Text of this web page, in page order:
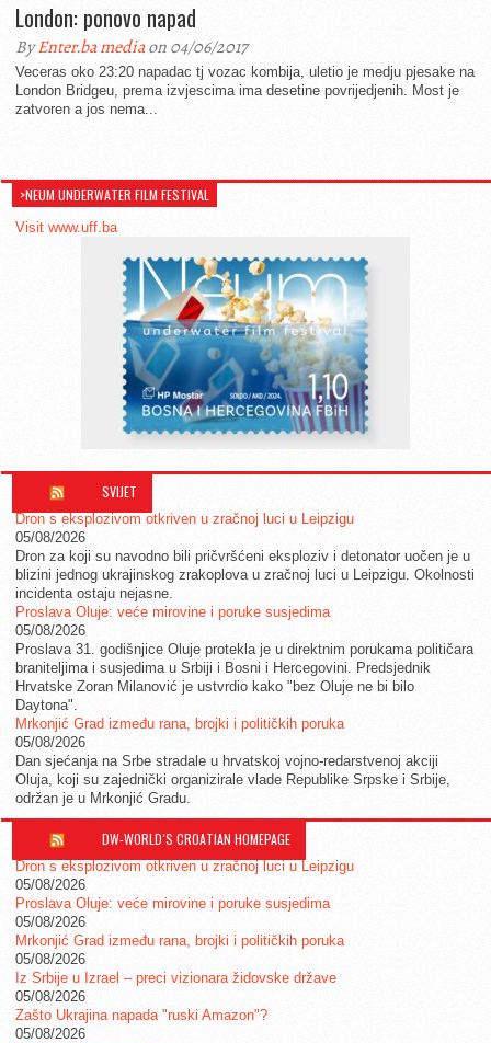
London: ponovo napad
ByEnter.ba mediaon 04/06/2017
Veceras oko 23:20 napadac tj vozac kombija, uletio je medju pjesake na
London Bridgeu, prema izvjescima ima desetine povrijedjenih. Most je
zatvoren a jos nema...
>NEUM UNDERWATER FILM FESTIVAL
Visit www.uff.ba
SVIJET
Dron s eksplozivom otkriven u zračnoj luci u Leipzigu
05/08/2026
Dron za koji su navodno bili pričvršćeni eksploziv i detonator uočen je u
blizini jednog ukrajinskog zrakoplova u zračnoj luci u Leipzigu. Okolnosti
incidenta ostaju nejasne.
Proslava Oluje: veće mirovine i poruke susjedima
05/08/2026
Proslava 31. godišnjice Oluje protekla je u direktnim porukama političara
braniteljima i susjedima u Srbiji i Bosni i Hercegovini. Predsjednik
Hrvatske Zoran Milanović je ustvrdio kako "bez Oluje ne bi bilo
Daytona".
Mrkonjić Grad između rana, brojki i političkih poruka
05/08/2026
Dan sjećanja na Srbe stradale u hrvatskoj vojno-redarstvenoj akciji
Oluja, koji su zajednički organizirale vlade Republike Srpske i Srbije,
održan je u Mrkonjić Gradu.
DW-WORLD´S CROATIAN HOMEPAGE
Dron s eksplozivom otkriven u zračnoj luci u Leipzigu
05/08/2026
Proslava Oluje: veće mirovine i poruke susjedima
05/08/2026
Mrkonjić Grad između rana, brojki i političkih poruka
05/08/2026
Iz Srbije u Izrael – preci vizionara židovske države
05/08/2026
Zašto Ukrajina napada "ruski Amazon"?
05/08/2026